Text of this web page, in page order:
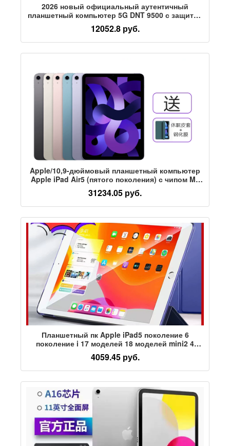
2026 новый официальный аутентичный
планшетный компьютер 5G DNT 9500 с защитой
глаз, полноэкранный планшет 14-дюймовый full
netcom
12052.8 руб.
Apple/10,9-дюймовый планшетный компьютер
Apple iPad Air5 (пятого поколения) с чипом M1
для обучения рисованию
31234.05 руб.
Планшетный пк Apple iPad5 поколение 6
поколение i 17 моделей 18 моделей mini2 4
поколение обучение в режиме реального
времени
4059.45 руб.